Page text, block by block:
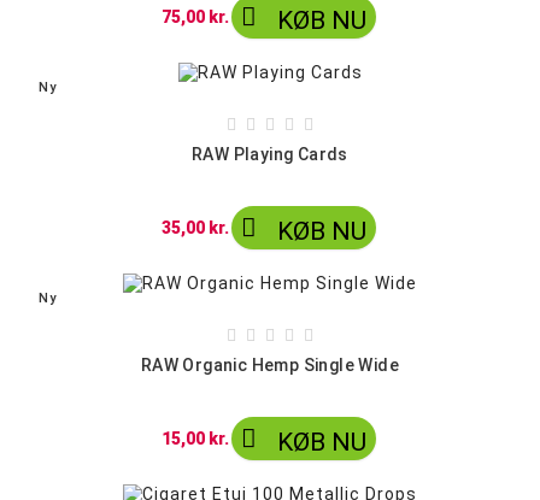
75,00 kr.  KØB NU
Ny
    
RAW Playing Cards
35,00 kr.  KØB NU
Ny
    
RAW Organic Hemp Single Wide
15,00 kr.  KØB NU